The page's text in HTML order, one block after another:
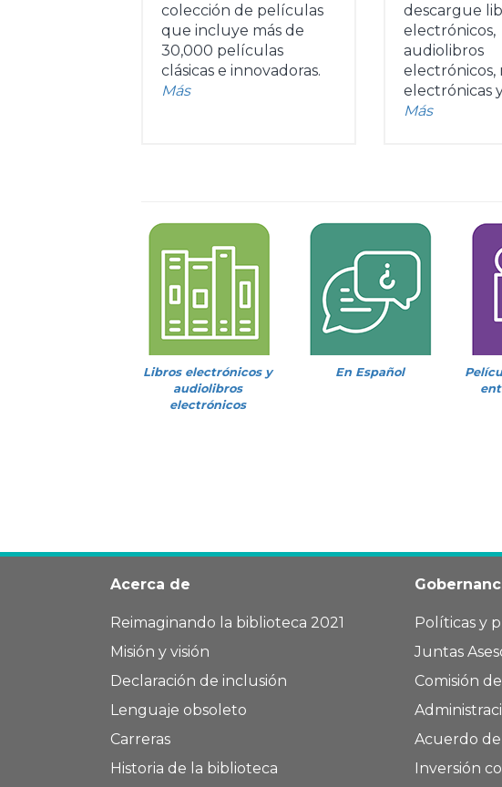
colección de películas
que incluye más de
30,000 películas
clásicas e innovadoras.
Más
descargue
electrónicos,
audiolibros
electrónicos,
electrónicas
Más
Libros electrónicos y
audiolibros
electrónicos
En Español
Acerca de
Reimaginando la biblioteca 2021
Misión y visión
Declaración de inclusión
Lenguaje obsoleto
Carreras
Historia de la biblioteca
Políticas y
Juntas
Comisión
Acuerdo
Inversión